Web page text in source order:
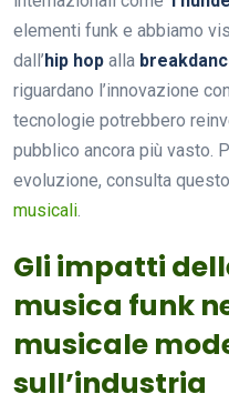
elementi funk e abbiamo
dall’hip hop alla
riguardano l’innovazione
tecnologie potrebbero
pubblico ancora più vasto.
evoluzione, consulta
musicali.
Gli impatti
musica funk
musicale
sull’industria